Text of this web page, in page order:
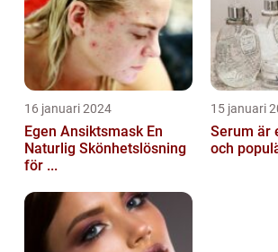
16 januari 2024
Egen Ansiktsmask En
Naturlig Skönhetslösning
för ...
15 januari
Serum är
och